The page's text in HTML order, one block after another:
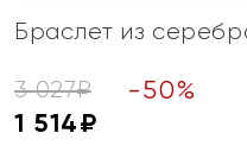
Браслет из
3 027₽ -50%
1 514₽